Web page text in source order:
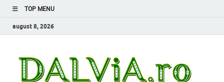
TOP MENU
august 8, 2026